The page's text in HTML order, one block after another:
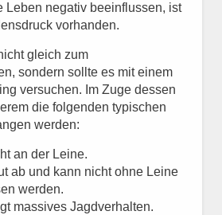
Leben negativ beeinflussen, ist
vorhanden.
gleich zum
sondern sollte es mit einem
versuchen. Im Zuge dessen
die folgenden typischen
werden:
an der Leine.
ab und kann nicht ohne Leine
werden.
massives Jagdverhalten.